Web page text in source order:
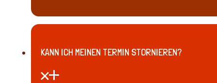
KANN ICH MEINEN TERMIN STORNIEREN?